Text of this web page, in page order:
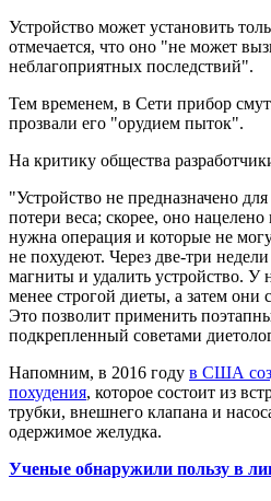
Устройство может установить
отмечается, что оно "не может
неблагоприятных последствий".
Тем временем, в Сети прибор
прозвали его "орудием пыток".
На критику общества
"Устройство не предназначено
потери веса; скорее, оно
нужна операция и которые не
не похудеют. Через две-три
магниты и удалить устройство. У
менее строгой диеты, а затем они
Это позволит применить
подкрепленный советами
Напомним, в 2016 году в США
похудения, которое состоит из
трубки, внешнего клапана и
одержимое желудка.
Ученые обнаружили пользу в